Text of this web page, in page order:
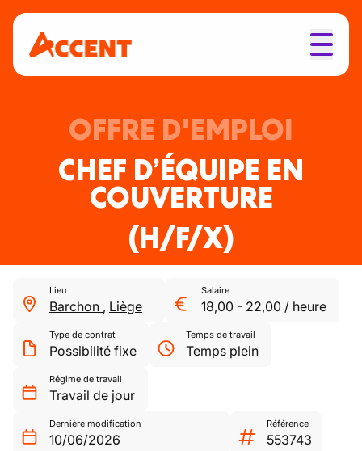
OFFRE D'EMPLOI
CHEF D’ÉQUIPE EN
COUVERTURE
(H/F/X)
Lieu
Barchon , Liège
Salaire
18,00 - 22,00 / heure
Type de contrat
Possibilité fixe
Temps de travail
Temps plein
Régime de travail
Travail de jour
Dernière modification
10/06/2026
Référence
553743